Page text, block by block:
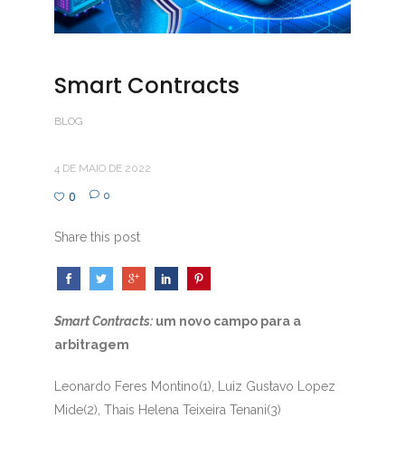
Smart Contracts
BLOG
4 DE MAIO DE 2022
0 0
Share this post
Smart Contracts: um novo campo para a
arbitragem
Leonardo Feres Montino(1), Luiz Gustavo Lopez
Mide(2), Thais Helena Teixeira Tenani(3)